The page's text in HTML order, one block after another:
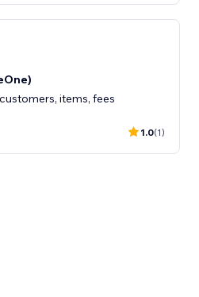
items, fees
1.0(1)